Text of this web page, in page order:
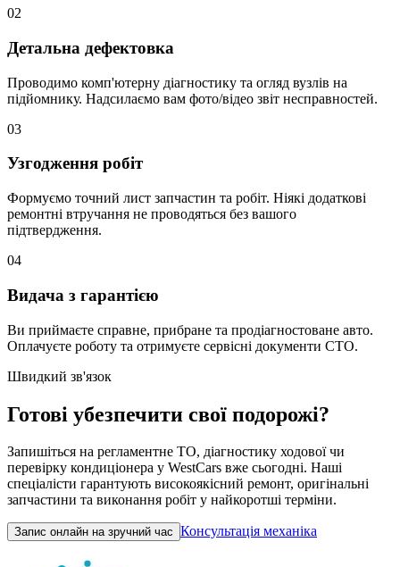
02
Детальна дефектовка
Проводимо комп'ютерну діагностику та огляд вузлів на
підйомнику. Надсилаємо вам фото/відео звіт несправностей.
03
Узгодження робіт
Формуємо точний лист запчастин та робіт. Ніякі додаткові
ремонтні втручання не проводяться без вашого
підтвердження.
04
Видача з гарантією
Ви приймаєте справне, прибране та продіагностоване авто.
Оплачуєте роботу та отримуєте сервісні документи СТО.
Швидкий зв'язок
Готові убезпечити свої подорожі?
Запишіться на регламентне ТО, діагностику ходової чи
перевірку кондиціонера у WestCars вже сьогодні. Наші
спеціалісти гарантують високоякісний ремонт, оригінальні
запчастини та виконання робіт у найкоротші терміни.
Запис онлайн на зручний час Консультація механіка